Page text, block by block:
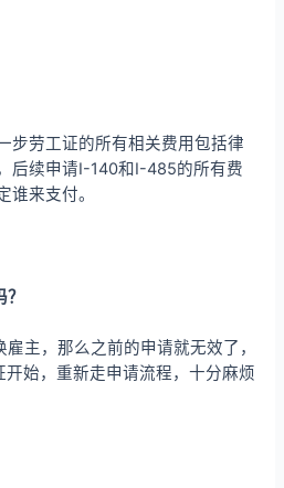
步劳工证的所有相关费用包括律
后续申请I-140和I-485的所有费
谁来支付。
主，那么之前的申请就无效了，
开始，重新走申请流程，十分麻烦